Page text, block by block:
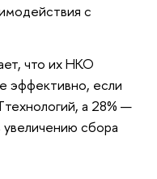
с
что их НКО
эффективно, если
а 28% —
сбора